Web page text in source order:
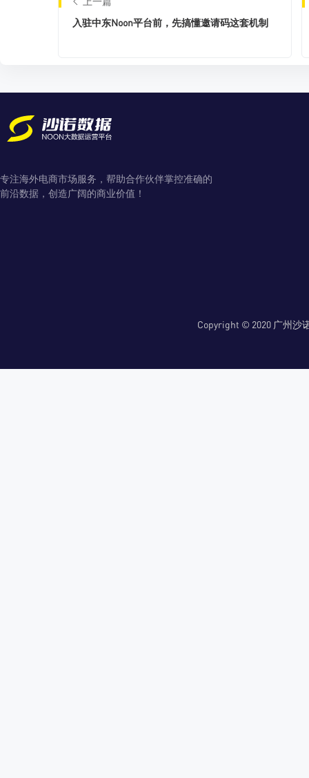
入驻中东Noon平台前，先搞懂邀请码这套机制
专注海外电商市场服务，帮助合作伙伴掌控准确的
前沿数据，创造广阔的商业价值！
Copyright © 2020 广州沙